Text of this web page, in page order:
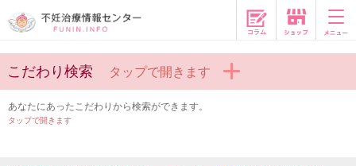
コラム
こだわり検索 タップで開きます
あなたにあったこだわりから検索ができます。
タップで開きます